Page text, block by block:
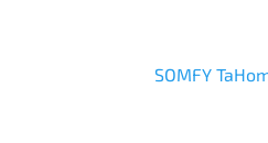
SOMFY